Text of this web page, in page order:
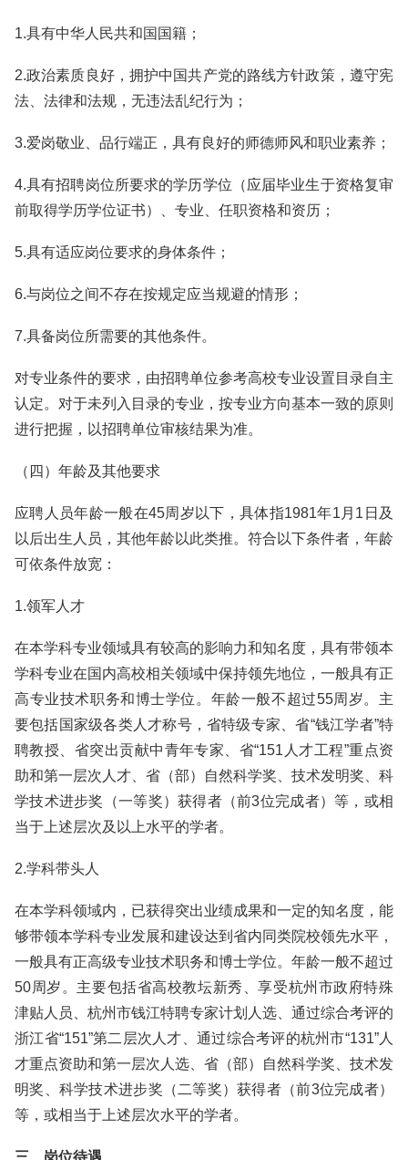
1.具有中华人民共和国国籍；
2.政治素质良好，拥护中国共产党的路线方针政策，遵守宪
法、法律和法规，无违法乱纪行为；
3.爱岗敬业、品行端正，具有良好的师德师风和职业素养；
4.具有招聘岗位所要求的学历学位（应届毕业生于资格复审
前取得学历学位证书）、专业、任职资格和资历；
5.具有适应岗位要求的身体条件；
6.与岗位之间不存在按规定应当规避的情形；
7.具备岗位所需要的其他条件。
对专业条件的要求，由招聘单位参考高校专业设置目录自主
认定。对于未列入目录的专业，按专业方向基本一致的原则
进行把握，以招聘单位审核结果为准。
（四）年龄及其他要求
应聘人员年龄一般在45周岁以下，具体指1981年1月1日及
以后出生人员，其他年龄以此类推。符合以下条件者，年龄
可依条件放宽：
1.领军人才
在本学科专业领域具有较高的影响力和知名度，具有带领本
学科专业在国内高校相关领域中保持领先地位，一般具有正
高专业技术职务和博士学位。年龄一般不超过55周岁。主
要包括国家级各类人才称号，省特级专家、省“钱江学者”特
聘教授、省突出贡献中青年专家、省“151人才工程”重点资
助和第一层次人才、省（部）自然科学奖、技术发明奖、科
学技术进步奖（一等奖）获得者（前3位完成者）等，或相
当于上述层次及以上水平的学者。
2.学科带头人
在本学科领域内，已获得突出业绩成果和一定的知名度，能
够带领本学科专业发展和建设达到省内同类院校领先水平，
一般具有正高级专业技术职务和博士学位。年龄一般不超过
50周岁。主要包括省高校教坛新秀、享受杭州市政府特殊
津贴人员、杭州市钱江特聘专家计划人选、通过综合考评的
浙江省“151”第二层次人才、通过综合考评的杭州市“131”人
才重点资助和第一层次人选、省（部）自然科学奖、技术发
明奖、科学技术进步奖（二等奖）获得者（前3位完成者）
等，或相当于上述层次水平的学者。
三、岗位待遇